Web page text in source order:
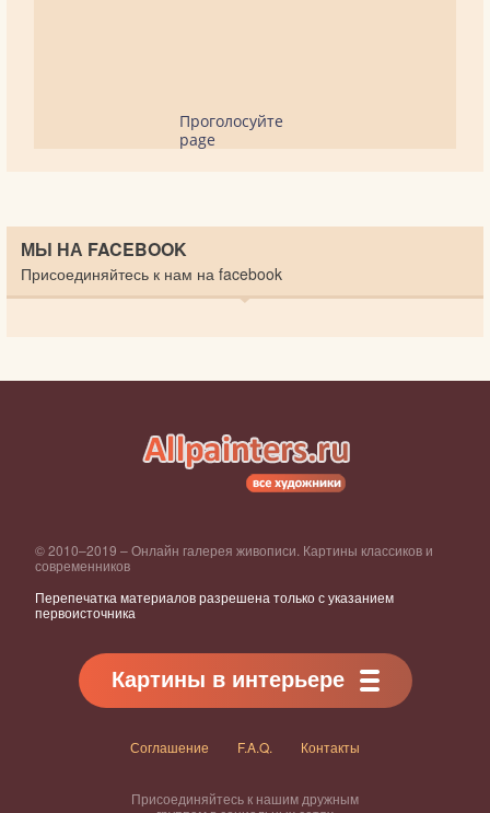
Проголосуйте
page
МЫ НА FACEBOOK
Присоединяйтесь к нам на facebook
© 2010–2019 – Онлайн галерея живописи. Картины классиков и
современников
Перепечатка материалов разрешена только с указанием
первоисточника
Картины в интерьере
Соглашение F.A.Q. Контакты
Присоединяйтесь к нашим дружным